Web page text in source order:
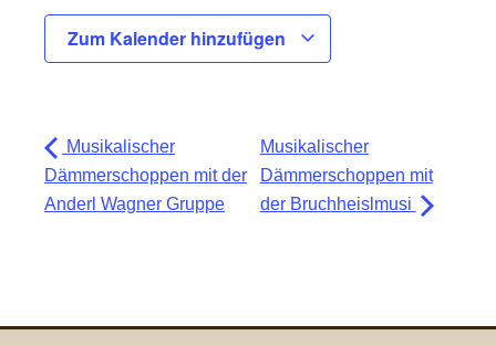
Zum Kalender hinzufügen
Musikalischer
Dämmerschoppen mit der
Anderl Wagner Gruppe
Musikalischer
Dämmerschoppen mit
der Bruchheislmusi